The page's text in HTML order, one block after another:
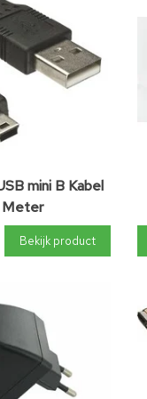
mini B Kabel
Meter
Bekijk product